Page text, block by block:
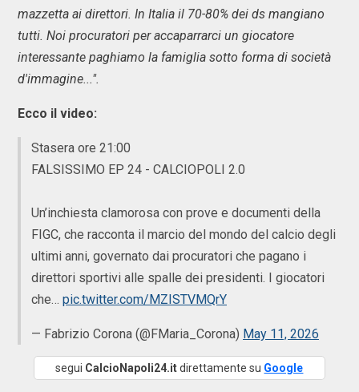
mazzetta ai direttori. In Italia il 70-80% dei ds mangiano
tutti. Noi procuratori per accaparrarci un giocatore
interessante paghiamo la famiglia sotto forma di società
d'immagine...".
Ecco il video:
Stasera ore 21:00
FALSISSIMO EP 24 - CALCIOPOLI 2.0
Un’inchiesta clamorosa con prove e documenti della
FIGC, che racconta il marcio del mondo del calcio degli
ultimi anni, governato dai procuratori che pagano i
direttori sportivi alle spalle dei presidenti. I giocatori
che… pic.twitter.com/MZISTVMQrY
— Fabrizio Corona (@FMaria_Corona) May 11, 2026
segui CalcioNapoli24.itdirettamente su Google